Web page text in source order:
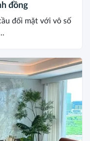
đồng
đối mặt với vô số